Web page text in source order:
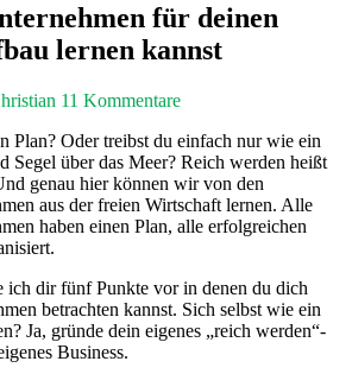
für deinen
lernen kannst
11 Kommentare
Plan? Oder treibst du einfach nur wie ein
Segel über das Meer? Reich werden heißt
genau hier können wir von den
aus der freien Wirtschaft lernen. Alle
haben einen Plan, alle erfolgreichen
ich dir fünf Punkte vor in denen du dich
betrachten kannst. Sich selbst wie ein
Ja, gründe dein eigenes „reich werden“-
Business.